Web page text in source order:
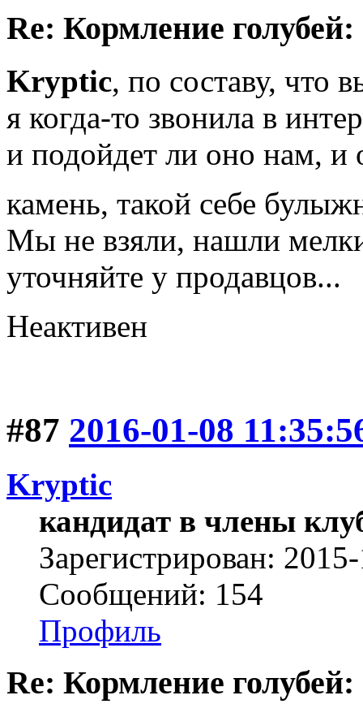
Re: Кормление
Kryptic, по составу, что
я когда-то звонила в
и подойдет ли оно нам, и
камень, такой себе
Мы не взяли, нашли
уточняйте у продавцов...
Неактивен
#87 2016-01-08
Kryptic
кандидат в члены
Зарегистрирован:
Сообщений: 154
Профиль
Re: Кормление